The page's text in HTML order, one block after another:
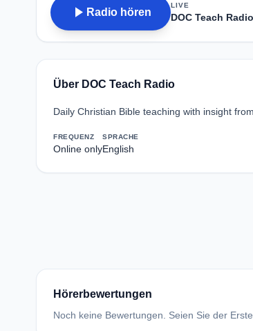
play_arrow Radio hören
LIVE
DOC Teach Radio
Über DOC Teach Radio
Daily Christian Bible teaching with insight
FREQUENZ
Online only
SPRACHE
English
Hörerbewertungen
Noch keine Bewertungen. Seien Sie der